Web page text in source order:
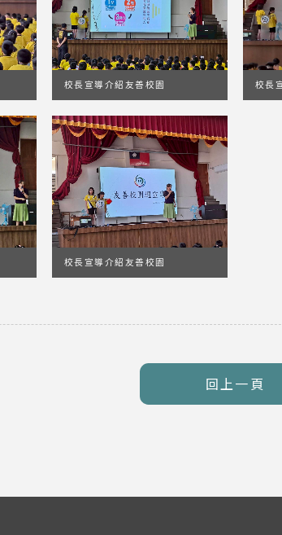
校長宣導介紹友善校園 校長
校長宣導介紹友善校園
回上一頁